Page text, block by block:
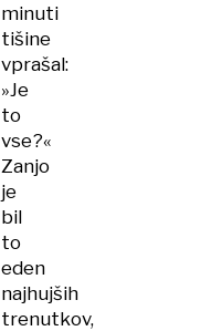
minuti
tišine
vprašal:
»Je
to
vse?«
Zanjo
je
bil
to
eden
najhujših
trenutkov,